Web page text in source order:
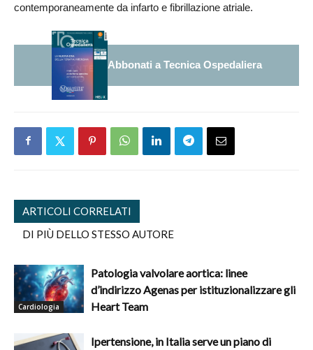
contemporaneamente da infarto e fibrillazione atriale.
Abbonati a Tecnica Ospedaliera
ARTICOLI CORRELATI
DI PIÙ DELLO STESSO AUTORE
Cardiologia
Patologia valvolare aortica: linee
d’indirizzo Agenas per istituzionalizzare gli
Heart Team
Ipertensione, in Italia serve un piano di